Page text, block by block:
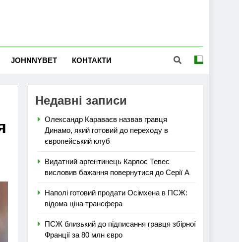
JOHNNYBET КОНТАКТИ
Недавні записи
Олександр Караваєв назвав гравця
Динамо, який готовий до переходу в
європейський клуб
Видатний аргентинець Карлос Тевес
висловив бажання повернутися до Серії А
Наполі готовий продати Осімхена в ПСЖ:
відома ціна трансфера
ПСЖ близький до підписання гравця збірної
Франції за 80 млн євро